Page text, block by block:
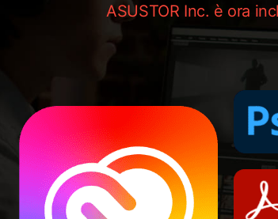
ASUSTOR Inc. è ora